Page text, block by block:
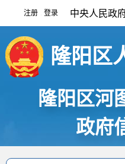
注册 登录 中央人民政
隆阳区
隆阳区河
政府